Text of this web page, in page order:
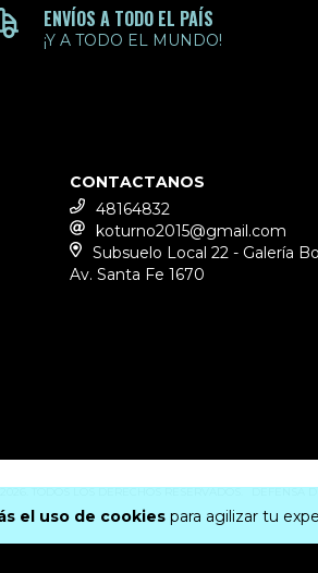
el uso de cookies para agilizar tu
ENVÍOS A TODO EL PAÍS
¡Y A TODO EL MUNDO!
CONTACTANOS
48164832
koturno2015@gmail.com
Subsuelo Local 22 - Galería
Av. Santa Fe 1670
TODOS LOS DERECHOS RESERVADOS. DEFENSA